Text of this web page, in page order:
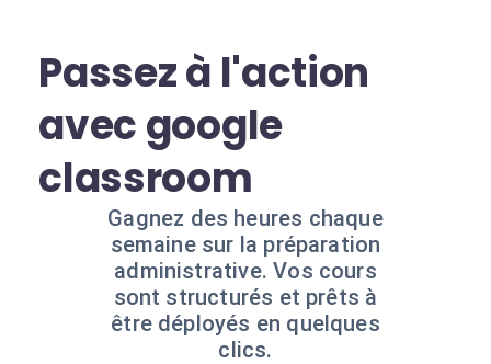
Passez à l'action
avec google
classroom
Gagnez des heures chaque
semaine sur la préparation
administrative. Vos cours
sont structurés et prêts à
être déployés en quelques
clics.